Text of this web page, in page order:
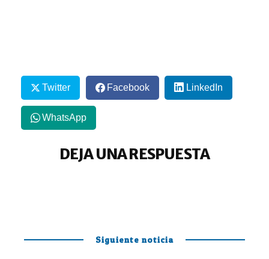
Twitter Facebook LinkedIn
WhatsApp
DEJA UNA RESPUESTA
Siguiente noticia